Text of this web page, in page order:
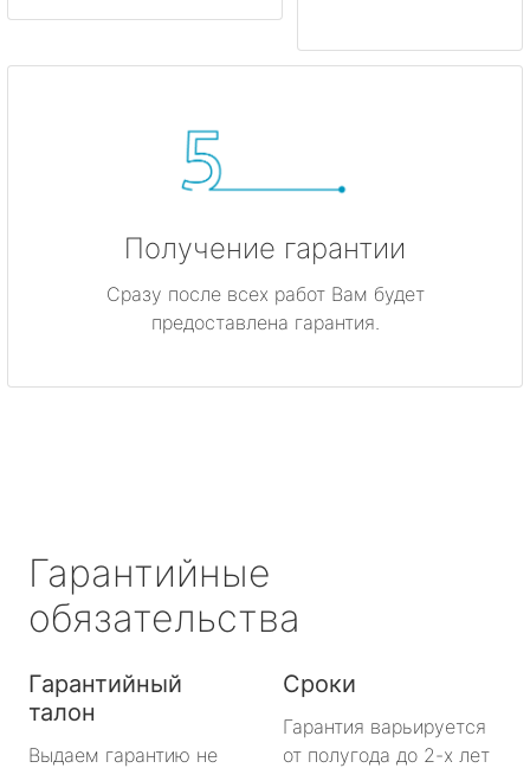
Получение гарантии
Сразу после всех работ Вам будет
предоставлена гарантия.
Гарантийные
обязательства
Гарантийный
талон
Выдаем гарантию не
Сроки
Гарантия варьируется
от полугода до 2-х лет